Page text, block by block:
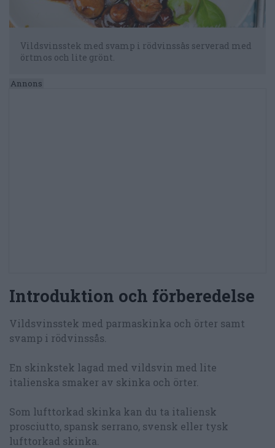
Vildsvinsstek med svamp i rödvinssås serverad med
örtmos och lite grönt.
Introduktion och förberedelse
Vildsvinsstek med parmaskinka och örter samt
svamp i rödvinssås.
En skinkstek lagad med vildsvin med lite
italienska smaker av skinka och örter.
Som lufttorkad skinka kan du ta italiensk
prosciutto, spansk serrano, svensk eller tysk
lufttorkad skinka.